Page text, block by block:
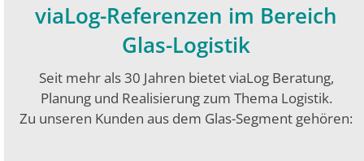
viaLog-Referenzen im Bereich
Glas-Logistik
Seit mehr als 30 Jahren bietet viaLog Beratung,
Planung und Realisierung zum Thema Logistik.
Zu unseren Kunden aus dem Glas-Segment gehören: